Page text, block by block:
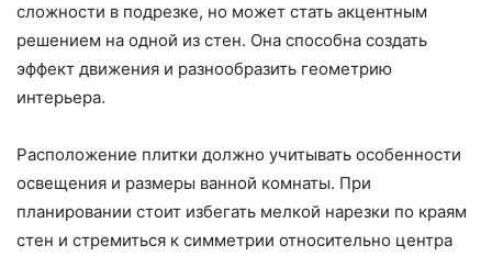
сложности в подрезке, но может стать акцентным
решением на одной из стен. Она способна создать
эффект движения и разнообразить геометрию
интерьера.
Расположение плитки должно учитывать особенности
освещения и размеры ванной комнаты. При
планировании стоит избегать мелкой нарезки по краям
стен и стремиться к симметрии относительно центра